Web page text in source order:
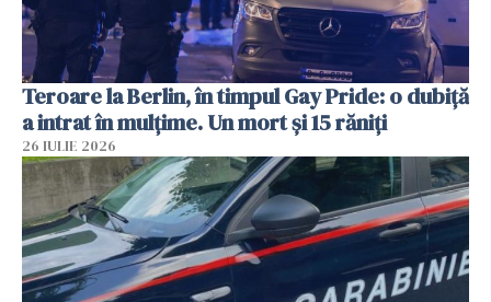
Teroare la Berlin, în timpul Gay Pride: o dubiță
a intrat în mulțime. Un mort și 15 răniți
26 IULIE 2026